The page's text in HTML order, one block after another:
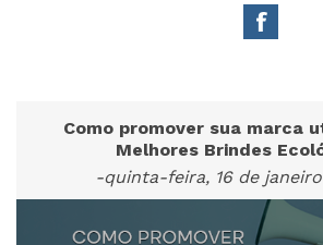
Como promover sua marca
Melhores Brindes
-quinta-feira, 16 de